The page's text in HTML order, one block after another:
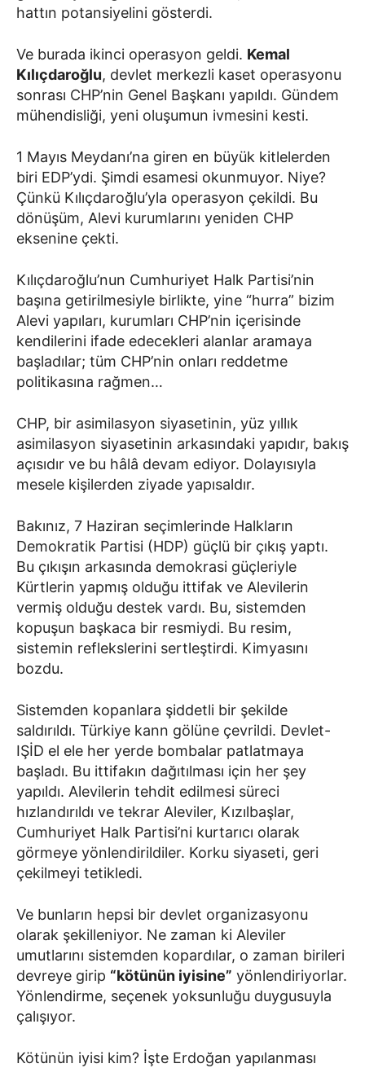
hattın potansiyelini gösterdi.
Ve burada ikinci operasyon geldi. Kemal
Kılıçdaroğlu, devlet merkezli kaset operasyonu
sonrası CHP’nin Genel Başkanı yapıldı. Gündem
mühendisliği, yeni oluşumun ivmesini kesti.
1 Mayıs Meydanı’na giren en büyük kitlelerden
biri EDP’ydi. Şimdi esamesi okunmuyor. Niye?
Çünkü Kılıçdaroğlu’yla operasyon çekildi. Bu
dönüşüm, Alevi kurumlarını yeniden CHP
eksenine çekti.
Kılıçdaroğlu’nun Cumhuriyet Halk Partisi’nin
başına getirilmesiyle birlikte, yine “hurra” bizim
Alevi yapıları, kurumları CHP’nin içerisinde
kendilerini ifade edecekleri alanlar aramaya
başladılar; tüm CHP’nin onları reddetme
politikasına rağmen…
CHP, bir asimilasyon siyasetinin, yüz yıllık
asimilasyon siyasetinin arkasındaki yapıdır, bakış
açısıdır ve bu hâlâ devam ediyor. Dolayısıyla
mesele kişilerden ziyade yapısaldır.
Bakınız, 7 Haziran seçimlerinde Halkların
Demokratik Partisi (HDP) güçlü bir çıkış yaptı.
Bu çıkışın arkasında demokrasi güçleriyle
Kürtlerin yapmış olduğu ittifak ve Alevilerin
vermiş olduğu destek vardı. Bu, sistemden
kopuşun başkaca bir resmiydi. Bu resim,
sistemin reflekslerini sertleştirdi. Kimyasını
bozdu.
Sistemden kopanlara şiddetli bir şekilde
saldırıldı. Türkiye kann gölüne çevrildi. Devlet-
IŞİD el ele her yerde bombalar patlatmaya
başladı. Bu ittifakın dağıtılması için her şey
yapıldı. Alevilerin tehdit edilmesi süreci
hızlandırıldı ve tekrar Aleviler, Kızılbaşlar,
Cumhuriyet Halk Partisi’ni kurtarıcı olarak
görmeye yönlendirildiler. Korku siyaseti, geri
çekilmeyi tetikledi.
Ve bunların hepsi bir devlet organizasyonu
olarak şekilleniyor. Ne zaman ki Aleviler
umutlarını sistemden kopardılar, o zaman birileri
devreye girip “kötünün iyisine” yönlendiriyorlar.
Yönlendirme, seçenek yoksunluğu duygusuyla
çalışıyor.
Kötünün iyisi kim? İşte Erdoğan yapılanması